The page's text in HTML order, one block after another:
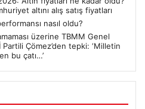
altını alış satış fiyatları
nasıl oldu?
üzerine TBMM Genel
Çömez’den tepki: ‘Milletin
bu çatı…’